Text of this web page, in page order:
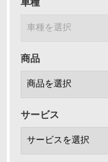
商品
サービス